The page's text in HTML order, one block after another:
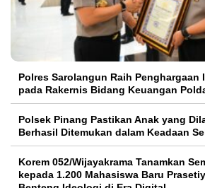
Polres Sarolangun Raih Penghargaan
pada Rakernis Bidang Keuangan
Polsek Pinang Pastikan Anak yang
Berhasil Ditemukan dalam Keadaan
Korem 052/Wijayakrama Tanamkan
kepada 1.200 Mahasiswa Baru